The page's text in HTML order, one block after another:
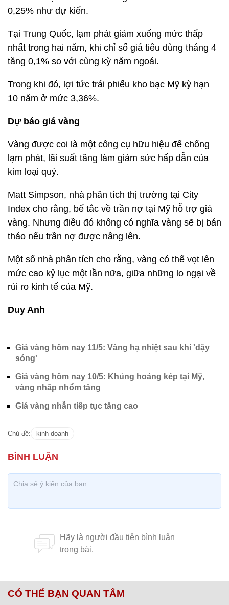
0,25% như dự kiến.
Tại Trung Quốc, lạm phát giảm xuống mức thấp
nhất trong hai năm, khi chỉ số giá tiêu dùng tháng 4
tăng 0,1% so với cùng kỳ năm ngoái.
Trong khi đó, lợi tức trái phiếu kho bạc Mỹ kỳ hạn
10 năm ở mức 3,36%.
Dự báo giá vàng
Vàng được coi là một công cụ hữu hiệu để chống
lạm phát, lãi suất tăng làm giảm sức hấp dẫn của
kim loại quý.
Matt Simpson, nhà phân tích thị trường tại City
Index cho rằng, bế tắc về trần nợ tại Mỹ hỗ trợ giá
vàng. Nhưng điều đó không có nghĩa vàng sẽ bị bán
tháo nếu trần nợ được nâng lên.
Một số nhà phân tích cho rằng, vàng có thể vọt lên
mức cao kỷ lục một lần nữa, giữa những lo ngại về
rủi ro kinh tế của Mỹ.
Duy Anh
Giá vàng hôm nay 11/5: Vàng hạ nhiệt sau khi 'dậy
sóng'
Giá vàng hôm nay 10/5: Khủng hoảng kép tại Mỹ,
vàng nhấp nhổm tăng
Giá vàng nhẫn tiếp tục tăng cao
Chủ đề: kinh doanh
CÓ THỂ BẠN QUAN TÂM